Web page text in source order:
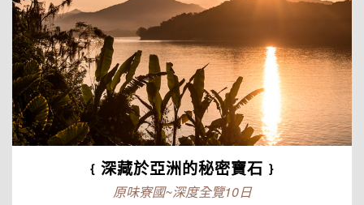
﹛深藏於亞洲的秘密寶石﹜
原味寮國~深度全覽10日